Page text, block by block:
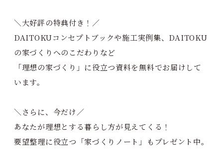
＼大好評の特典付き！／
DAITOKUコンセプトブックや施工実例集、DAITOKU
の家づくりへのこだわりなど
「理想の家づくり」に役立つ資料を無料でお届けして
います。
＼さらに、今だけ／
あなたが理想とする暮らし方が見えてくる！
要望整理に役立つ「家づくりノート」もプレゼント中。